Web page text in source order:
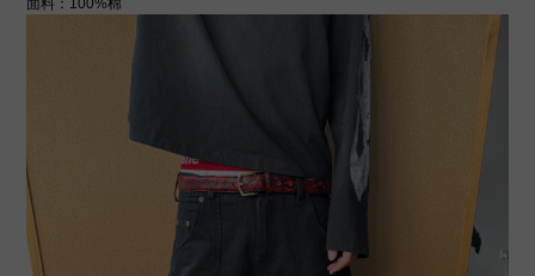
面料：100%棉